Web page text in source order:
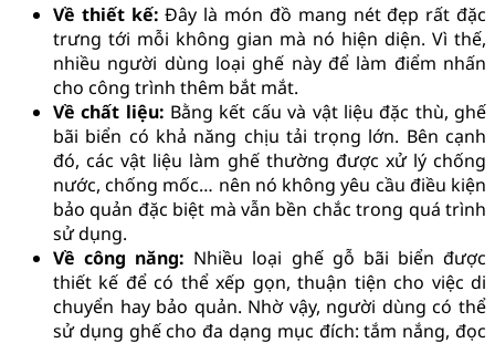
Về thiết kế:Đây là món đồ mang nét đẹp rất đặc
trưng tới mỗi không gian mà nó hiện diện. Vì thế,
nhiều người dùng loại ghế này để làm điểm nhấn
cho công trình thêm bắt mắt.
Về chất liệu: Bằng kết cấu và vật liệu đặc thù, ghế
bãi biển có khả năng chịu tải trọng lớn. Bên cạnh
đó, các vật liệu làm ghế thường được xử lý chống
nước, chống mốc… nên nó không yêu cầu điều kiện
bảo quản đặc biệt mà vẫn bền chắc trong quá trình
sử dụng.
Về công năng: Nhiều loại ghế gỗ bãi biển được
thiết kế để có thể xếp gọn, thuận tiện cho việc di
chuyển hay bảo quản. Nhờ vậy, người dùng có thể
sử dụng ghế cho đa dạng mục đích: tắm nắng, đọc